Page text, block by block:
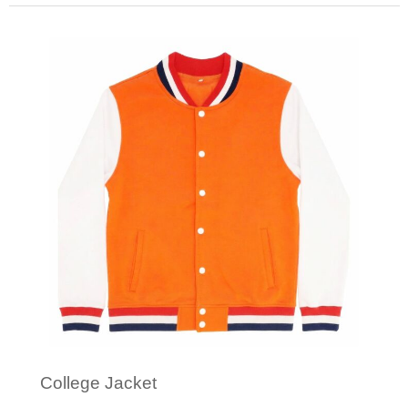
Minimale afname: 1
College Jacket